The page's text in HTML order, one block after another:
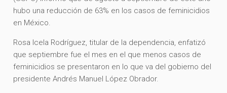
hubo una reducción de 63% en los casos de feminicidios
en México.
Rosa Icela Rodríguez, titular de la dependencia, enfatizó
que septiembre fue el mes en el que menos casos de
feminicidios se presentaron en lo que va del gobierno del
presidente Andrés Manuel López Obrador.